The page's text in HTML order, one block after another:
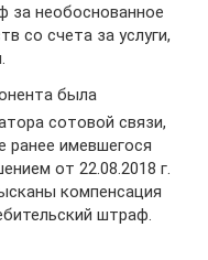
за необоснованное
со счета за услуги,
была
сотовой связи,
ранее имевшегося
от 22.08.2018 г.
компенсация
штраф.